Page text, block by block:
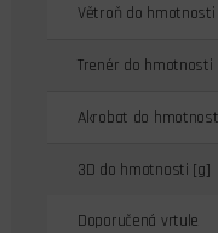
Větroň do
Trenér do hmotnosti
Akrobat do
3D do hmotnosti [g]
Doporučená vrtule